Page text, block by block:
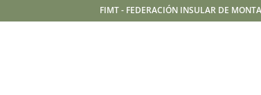
FIMT - FEDERACIÓN INSULAR DE